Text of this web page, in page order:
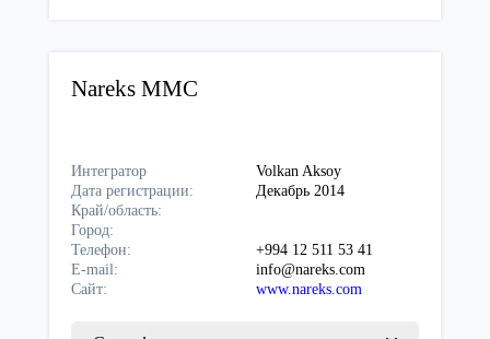
Nareks MMC
Интегратор
Volkan Aksoy
Дата регистрации:
Декабрь 2014
Край/область:
Город:
Телефон:
+994 12 511 53 41
E-mail:
info@nareks.com
Сайт:
www.nareks.com